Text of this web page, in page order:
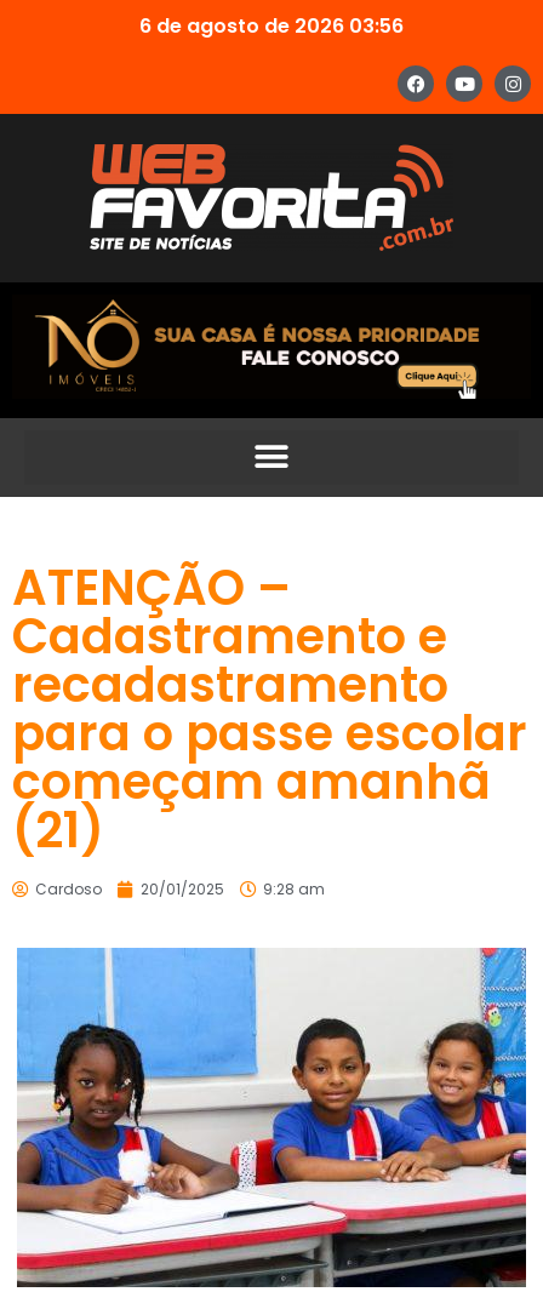
6 de agosto de 2026 03:56
ATENÇÃO –
Cadastramento e
recadastramento
para o passe escolar
começam amanhã
(21)
Cardoso 20/01/2025 9:28 am